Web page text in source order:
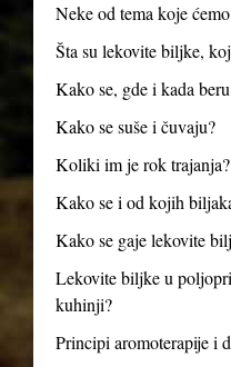
Neke od tema koje
Šta su lekovite biljke,
Kako se, gde i kada
Kako se suše i čuvaju?
Koliki im je rok trajanja?
Kako se i od kojih
Kako se gaje lekovite
Lekovite biljke u
kuhinji?
Principi aromoterapije i